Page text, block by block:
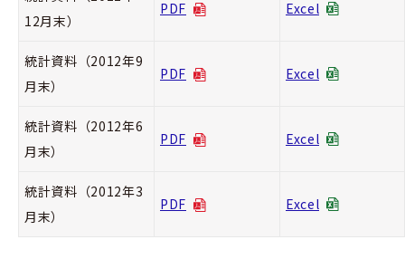
12月末）
PDF Excel
統計資料（2012年9
月末）
PDF Excel
統計資料（2012年6
月末）
PDF Excel
統計資料（2012年3
月末）
PDF Excel